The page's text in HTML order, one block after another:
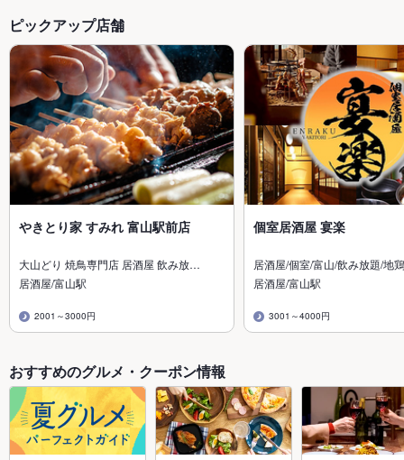
ピックアップ店舗
やきとり家 すみれ 富山駅前店
大山どり 焼鳥専門店 居酒屋 飲み放…
居酒屋/富山駅
2001～3000円
個室居酒屋 宴楽
居酒屋/個室/富山/飲み放題/地
居酒屋/富山駅
3001～4000円
おすすめのグルメ・クーポン情報